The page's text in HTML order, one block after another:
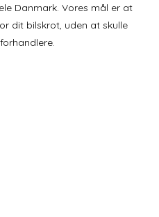
Danmark. Vores mål er at
dit bilskrot, uden at skulle